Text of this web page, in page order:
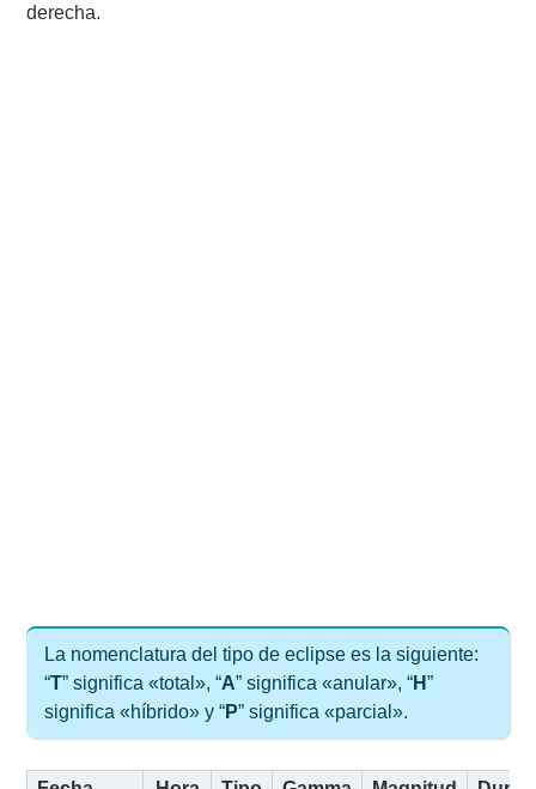
derecha.
La nomenclatura del tipo de eclipse es la siguiente:
“T” significa «total», “A” significa «anular», “H”
significa «híbrido» y “P” significa «parcial».